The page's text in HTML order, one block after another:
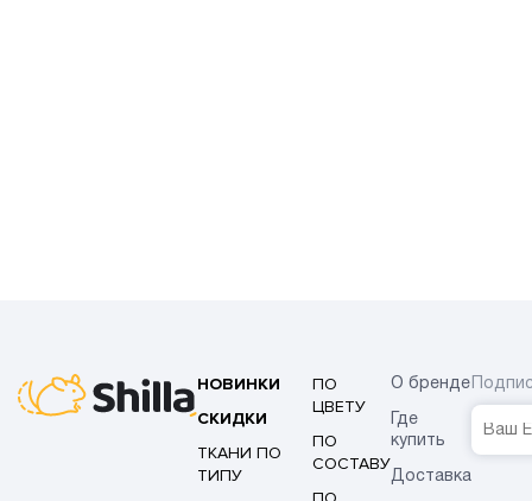
НОВИНКИ
СКИДКИ
ТКАНИ ПО
ТИПУ
ПО
ЦВЕТУ
ПО
СОСТАВУ
О бренде
Где
купить
Доставка